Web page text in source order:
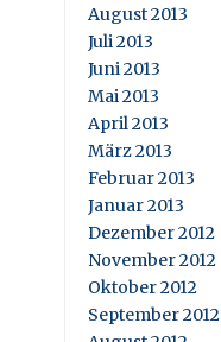
August 2013
Juli 2013
Juni 2013
Mai 2013
April 2013
März 2013
Februar 2013
Januar 2013
Dezember 2012
November 2012
Oktober 2012
September 2012